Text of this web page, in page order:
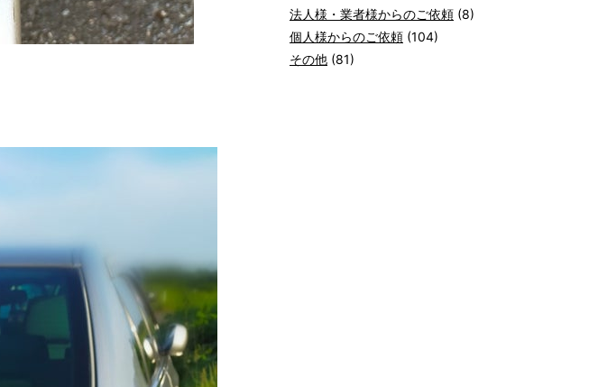
法人様・業者様からのご依頼 (8)
個人様からのご依頼 (104)
その他 (81)